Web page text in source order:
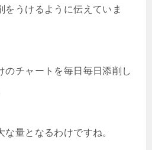
をうけるように伝えていま
のチャートを毎日毎日添削し
量となるわけですね。